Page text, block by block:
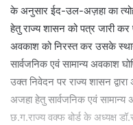
के अनुसार ईद-उल-अज़हा का
हेतु राज्य शासन को पत्र जारी कर
अवकाश को निरस्त कर उसके
सार्वजनिक एवं सामान्य अवकाश
उक्त निवेदन पर राज्य शासन
अजहा हेतु सार्वजनिक एवं सामान्य
छ.ग.राज्य वक्फ बोर्ड के अध्यक्ष